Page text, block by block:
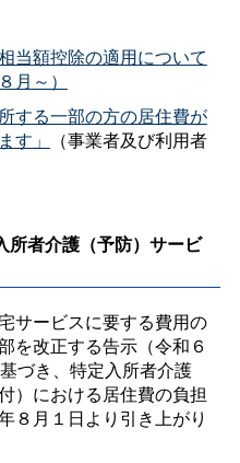
当額控除の適用について
月～）
する一部の方の居住費が
す」
（事業者及び利用者
所者介護（予防）サービ
サービスに要する費用の
を改正する告示（令和６
づき、特定入所者介護
）における居住費の負担
８月１日より引き上がり